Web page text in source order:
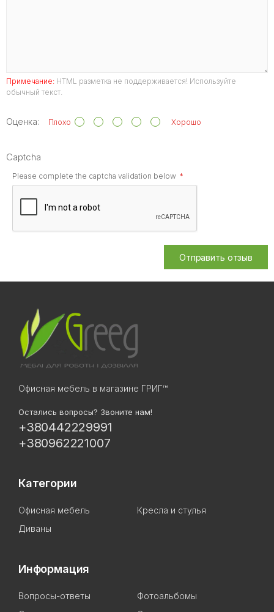
Примечание: HTML разметка не поддерживается! Используйте
обычный текст.
Оценка: Плохо Хорошо
Captcha
Please complete the captcha validation below
Отправить отзыв
Офисная мебель в магазине ГРИГ™
Остались вопросы? Звоните нам!
+380442229991
+380962221007
Категории
Офисная мебель
Кресла и стулья
Диваны
Информация
Вопросы-ответы
Фотоальбомы